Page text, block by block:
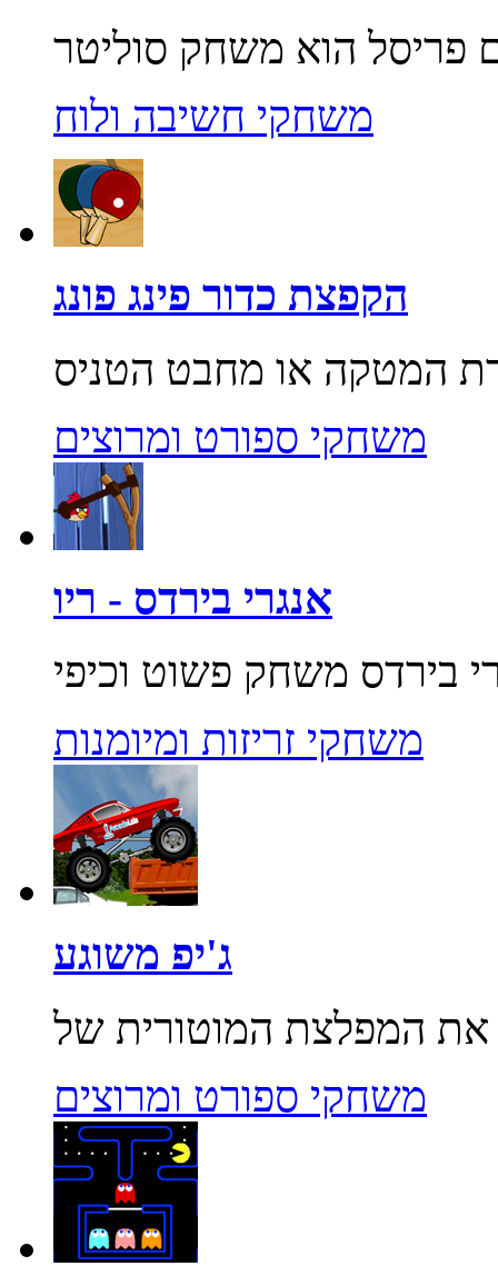
משחקי חשיבה ולוח
הקפצת כדור פינג פונג
משחקי ספורט ומרוצים
אנגרי בירדס - ריו
משחקי זריזות ומיומנות
ג'יפ משוגע
משחקי ספורט ומרוצים